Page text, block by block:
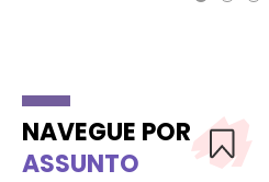
NAVEGUE POR
ASSUNTO